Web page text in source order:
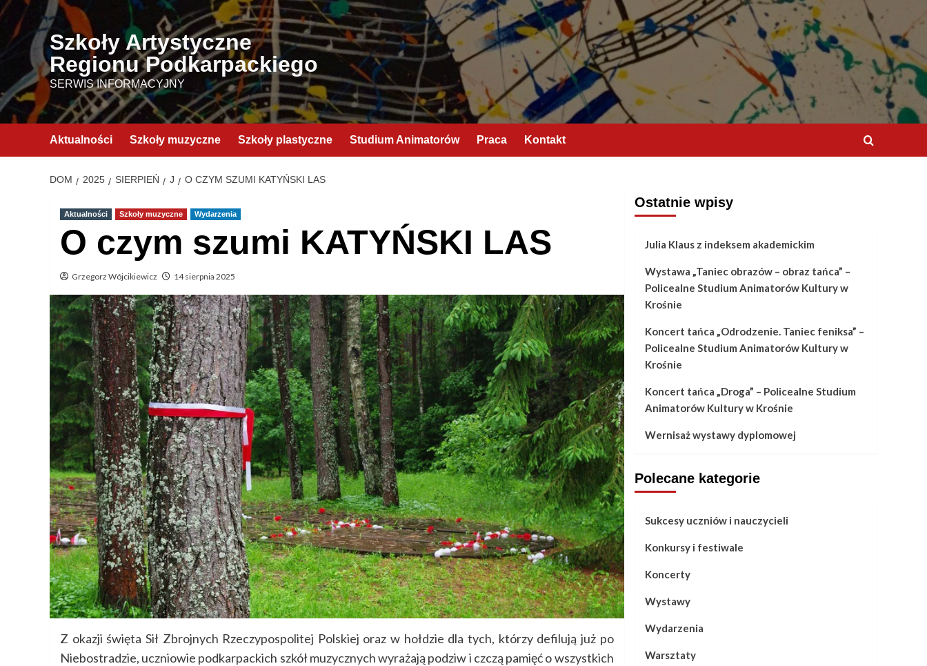
Przejdź
treści
Szkoły Artystyczne
Regionu Podkarpackiego
SERWIS INFORMACYJNY
Aktualności Szkoły muzyczne Szkoły plastyczne Studium Animatorów Praca Kontakt
DOM 2025 SIERPIEŃ J O CZYM SZUMI KATYŃSKI LAS
Aktualności Szkoły muzyczne Wydarzenia
O czym szumi KATYŃSKI LAS
Grzegorz Wójcikiewicz 14 sierpnia 2025
Z okazji święta Sił Zbrojnych Rzeczypospolitej Polskiej oraz w hołdzie dla tych, którzy defilują już po
Niebostradzie, uczniowie podkarpackich szkół muzycznych wyrażają podziw i czczą pamięć o wszystkich
Ostatnie wpisy
Julia Klaus z indeksem akademickim
Wystawa „Taniec obrazów – obraz tańca” –
Policealne Studium Animatorów Kultury w
Krośnie
Koncert tańca „Odrodzenie. Taniec feniksa” –
Policealne Studium Animatorów Kultury w
Krośnie
Koncert tańca „Droga” – Policealne Studium
Animatorów Kultury w Krośnie
Wernisaż wystawy dyplomowej
Polecane kategorie
Sukcesy uczniów i nauczycieli
Konkursy i festiwale
Koncerty
Wystawy
Wydarzenia
Warsztaty